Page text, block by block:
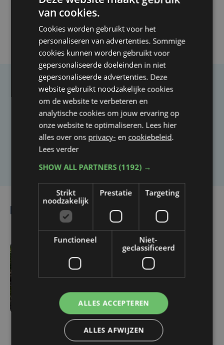
Taalfout opgemerkt?
Heb je een taal- of schrijffout opgemerkt in dit
artikel?
Laat het ons weten
Lees ook
ma 3 augustus | 17:15
Droogte treft
sommige percelen
verliezen we tot de helft
van de opbrengst"
van cookies.
Cookies worden gebruikt voor het
personaliseren van advertenties. Sommige
cookies kunnen worden gebruikt voor
gepersonaliseerde doeleinden in niet
gepersonaliseerde advertenties. Deze
website gebruikt noodzakelijke cookies
om de website te verbeteren en
analytische cookies om jouw ervaring op
onze website te optimaliseren. Lees hier
alles over ons privacy- en cookiebeleid.
Lees verder
SHOW ALL PARTNERS(1192) →
Strikt
noodzakelijk
Prestatie Targeting
Functioneel
Niet-
geclassificeerd
ALLES ACCEPTEREN
ALLES AFWIJZEN